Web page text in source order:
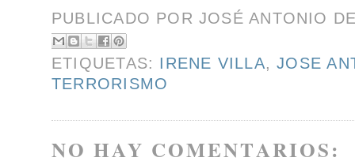
PUBLICADO PORJOSÉ ANTONIO
ETIQUETAS: IRENE VILLA,JOSE
TERRORISMO
NO HAY COMENTARIOS: